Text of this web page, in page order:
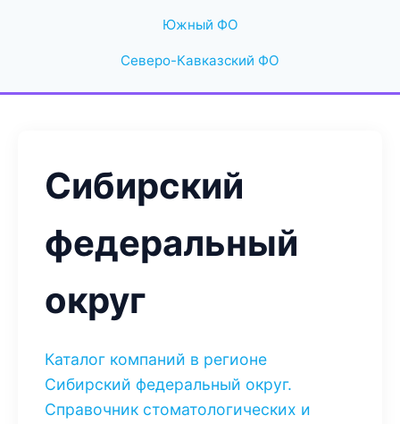
Южный ФО
Северо-Кавказский ФО
Сибирский
федеральный
округ
Каталог компаний в регионе
Сибирский федеральный округ.
Справочник стоматологических и